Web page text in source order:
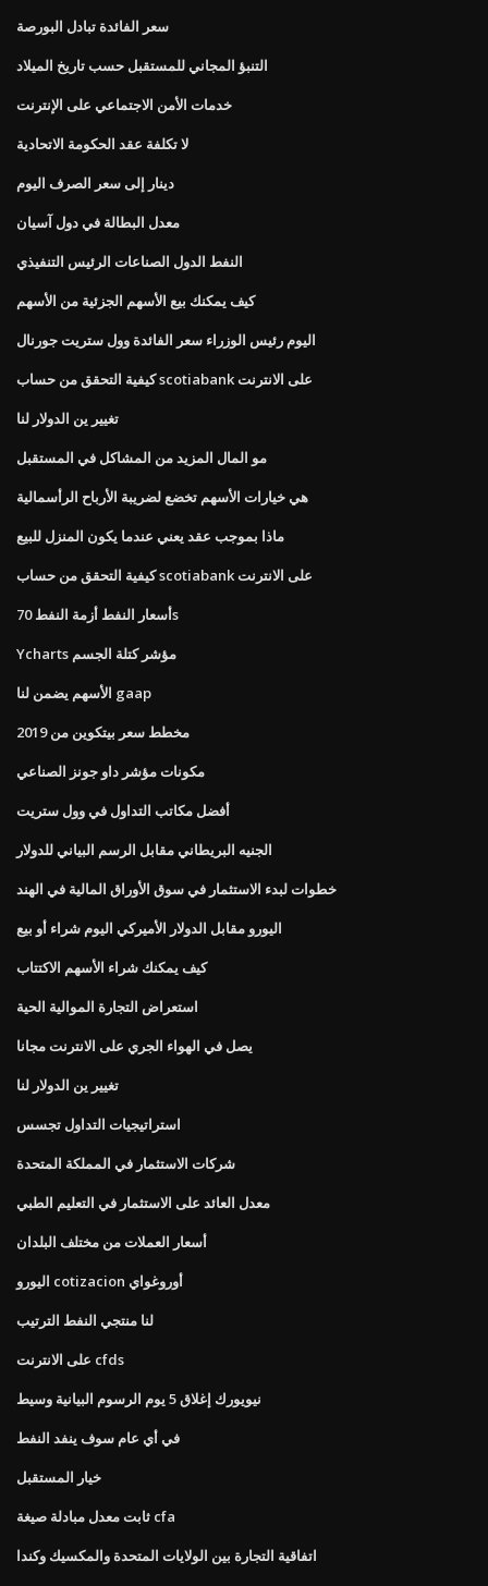
سعر الفائدة تبادل البورصة
التنبؤ المجاني للمستقبل حسب تاريخ الميلاد
خدمات الأمن الاجتماعي على الإنترنت
لا تكلفة عقد الحكومة الاتحادية
دينار إلى سعر الصرف اليوم
معدل البطالة في دول آسيان
النفط الدول الصناعات الرئيس التنفيذي
كيف يمكنك بيع الأسهم الجزئية من الأسهم
اليوم رئيس الوزراء سعر الفائدة وول ستريت جورنال
كيفية التحقق من حساب scotiabank على الانترنت
تغيير ين الدولار لنا
مو المال المزيد من المشاكل في المستقبل
هي خيارات الأسهم تخضع لضريبة الأرباح الرأسمالية
ماذا بموجب عقد يعني عندما يكون المنزل للبيع
كيفية التحقق من حساب scotiabank على الانترنت
أسعار النفط أزمة النفط 70s
Ycharts مؤشر كتلة الجسم
الأسهم يضمن لنا gaap
مخطط سعر بيتكوين من 2019
مكونات مؤشر داو جونز الصناعي
أفضل مكاتب التداول في وول ستريت
الجنيه البريطاني مقابل الرسم البياني للدولار
خطوات لبدء الاستثمار في سوق الأوراق المالية في الهند
اليورو مقابل الدولار الأميركي اليوم شراء أو بيع
كيف يمكنك شراء الأسهم الاكتتاب
استعراض التجارة الموالية الحية
يصل في الهواء الجري على الانترنت مجانا
تغيير ين الدولار لنا
استراتيجيات التداول تجسس
شركات الاستثمار في المملكة المتحدة
معدل العائد على الاستثمار في التعليم الطبي
أسعار العملات من مختلف البلدان
اليورو cotizacion أوروغواي
لنا منتجي النفط الترتيب
على الانترنت cfds
نيويورك إغلاق 5 يوم الرسوم البيانية وسيط
في أي عام سوف ينفد النفط
خيار المستقبل
ثابت معدل مبادلة صيغة cfa
اتفاقية التجارة بين الولايات المتحدة والمكسيك وكندا